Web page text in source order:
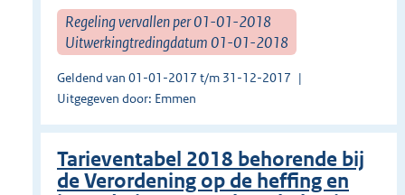
Regeling vervallen per 01-01-2018
Uitwerkingtredingdatum 01-01-2018
Geldend van 01-01-2017 t/m 31-12-2017
Uitgegeven door: Emmen
Tarieventabel 2018 behorende bij
de Verordening op de heffing en